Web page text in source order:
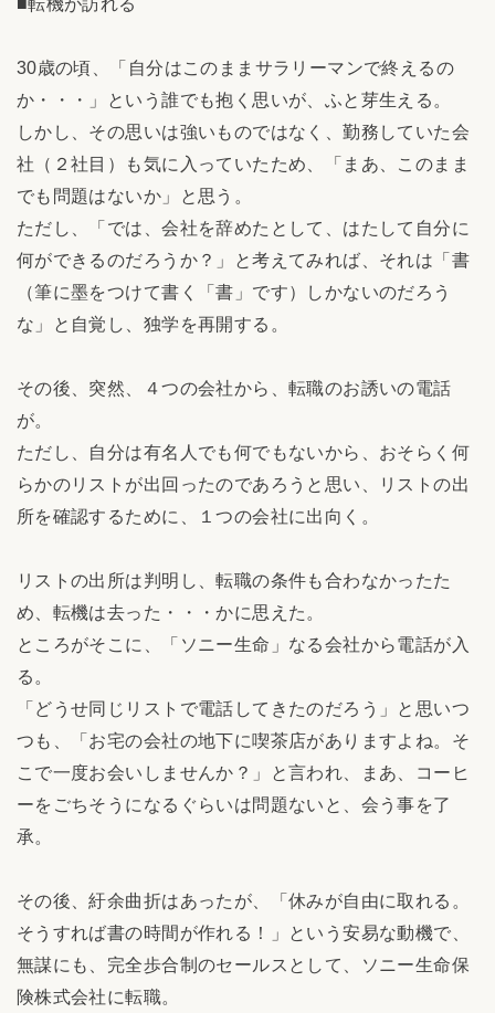
30歳の頃、「自分はこのままサラリーマンで終えるの
か・・・」という誰でも抱く思いが、ふと芽生える。
しかし、その思いは強いものではなく、勤務していた会
社（２社目）も気に入っていたため、「まあ、このまま
でも問題はないか」と思う。
ただし、「では、会社を辞めたとして、はたして自分に
何ができるのだろうか？」と考えてみれば、それは「書
（筆に墨をつけて書く「書」です）しかないのだろう
な」と自覚し、独学を再開する。
その後、突然、４つの会社から、転職のお誘いの電話
が。
ただし、自分は有名人でも何でもないから、おそらく何
らかのリストが出回ったのであろうと思い、リストの出
所を確認するために、１つの会社に出向く。
リストの出所は判明し、転職の条件も合わなかったた
め、転機は去った・・・かに思えた。
ところがそこに、「ソニー生命」なる会社から電話が入
る。
「どうせ同じリストで電話してきたのだろう」と思いつ
つも、「お宅の会社の地下に喫茶店がありますよね。そ
こで一度お会いしませんか？」と言われ、まあ、コーヒ
ーをごちそうになるぐらいは問題ないと、会う事を了
承。
その後、紆余曲折はあったが、「休みが自由に取れる。
そうすれば書の時間が作れる！」という安易な動機で、
無謀にも、完全歩合制のセールスとして、ソニー生命保
険株式会社に転職。